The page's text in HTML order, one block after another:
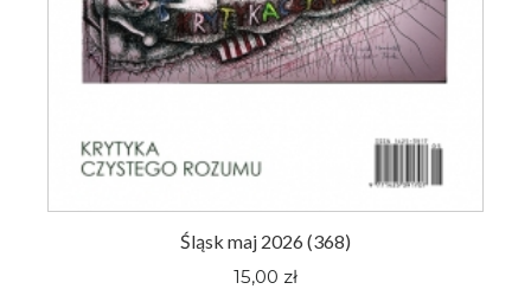
Śląsk maj 2026 (368)
15,00 zł